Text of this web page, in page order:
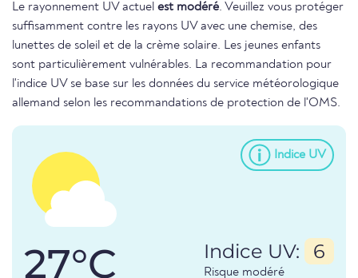
Le rayonnement UV actuel est modéré. Veuillez vous protéger
suffisamment contre les rayons UV avec une chemise, des
lunettes de soleil et de la crème solaire. Les jeunes enfants
sont particulièrement vulnérables. La recommandation pour
l'indice UV se base sur les données du service météorologique
allemand selon les recommandations de protection de l'OMS.
Indice UV
27°C Indice UV: 6
Risque modéré